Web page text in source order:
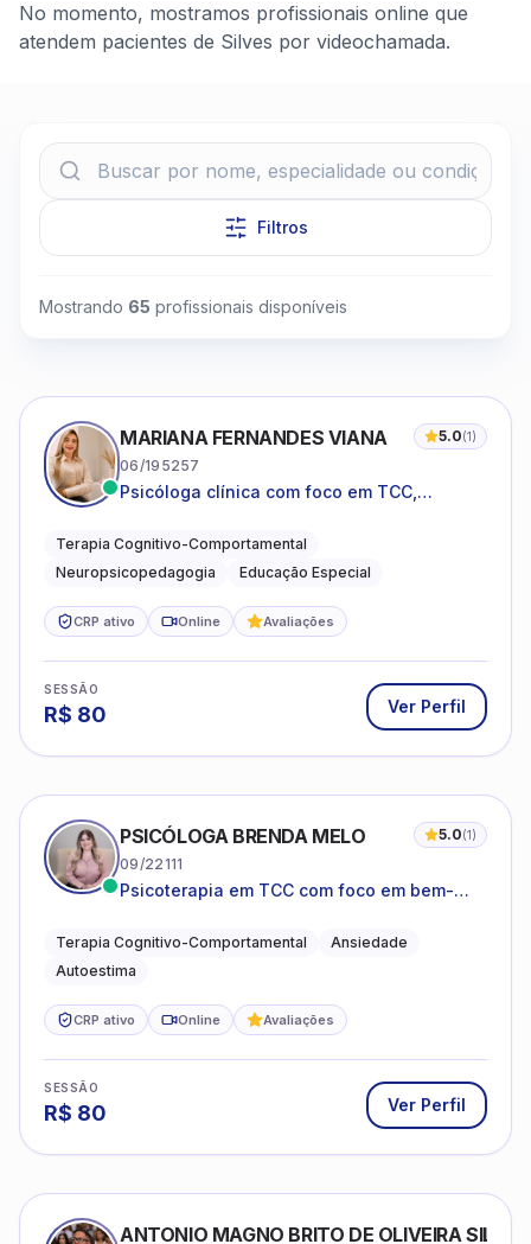
Clique para assistir
No momento, mostramos profissionais online que
atendem pacientes de Silves por videochamada.
Filtros
Mostrando 65 profissionais disponíveis
MARIANA FERNANDES VIANA 5.0(1)
06/195257
Psicóloga clínica com foco em TCC,
do neurodesenvolvimento.
Terapia Cognitivo-Comportamental
Neuropsicopedagogia
Educação Especial
CRP ativo Online Avaliações
SESSÃO
R$ 80 Ver Perfil
PSICÓLOGA BRENDA MELO 5.0(1)
09/22111
Psicoterapia em TCC com foco em bem-
o cotidiano
Terapia Cognitivo-Comportamental
Ansiedade
Autoestima
CRP ativo Online Avaliações
SESSÃO
R$ 80 Ver Perfil
ANTONIO MAGNO BRITO DE OLIVEIRA SILVA